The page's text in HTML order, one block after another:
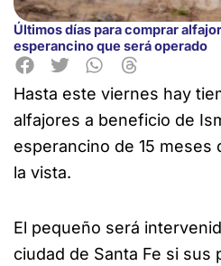
Últimos días para comprar
esperancino que será operado
Hasta este viernes hay
alfajores a beneficio de
esperancino de 15 meses
la vista.
El pequeño será
ciudad de Santa Fe si sus